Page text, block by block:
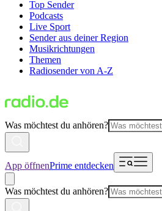
Top Sender
Podcasts
Live Sport
Sender aus deiner Region
Musikrichtungen
Themen
Radiosender von A-Z
Was möchtest du anhören?
App öffnenPrime entdecken
Was möchtest du anhören?